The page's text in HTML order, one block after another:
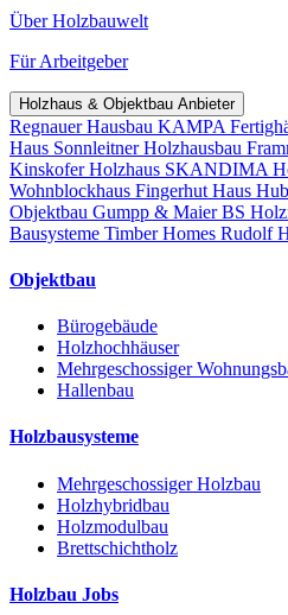
Über Holzbauwelt
Für Arbeitgeber
Holzhaus & Objektbau Anbieter
Regnauer Hausbau KAMPA
Haus Sonnleitner Holzhausbau
Kinskofer Holzhaus SKANDIMA
Wohnblockhaus Fingerhut Haus
Objektbau Gumpp & MaierBS
Bausysteme Timber Homes Rudolf
Objektbau
Bürogebäude
Holzhochhäuser
Mehrgeschossiger
Hallenbau
Holzbausysteme
Mehrgeschossiger Holzbau
Holzhybridbau
Holzmodulbau
Brettschichtholz
Holzbau Jobs